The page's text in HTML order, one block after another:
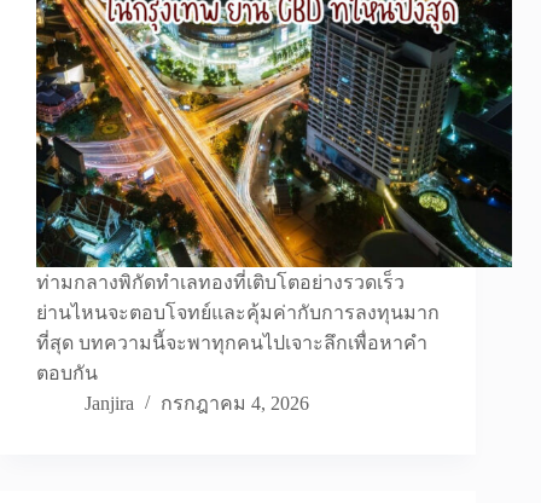
ท่ามกลางพิกัดทำเลทองที่เติบโตอย่างรวดเร็ว
ย่านไหนจะตอบโจทย์และคุ้มค่ากับการลงทุนมาก
ที่สุด บทความนี้จะพาทุกคนไปเจาะลึกเพื่อหาคำ
ตอบกัน
Janjira
กรกฎาคม 4, 2026